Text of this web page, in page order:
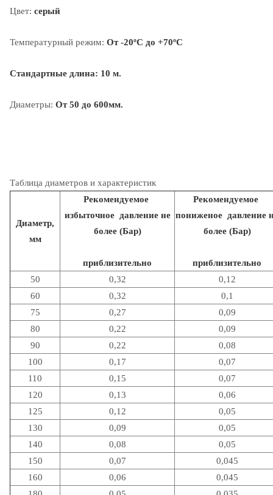
Цвет: серый
Температурный режим: От -20ºС до +70ºС
Стандартные длина: 10 м.
Диаметры: От 50 до 600мм.
Таблица диаметров и характеристик
Диаметр,
мм
Рекомендуемое
избыточное давление не
более (Бар)
приблизительно
Рекомендуемое
пониженое давление
более (Бар)
приблизительно
50
0,32
0,12
60
0,32
0,1
75
0,27
0,09
80
0,22
0,09
90
0,22
0,08
100
0,17
0,07
110
0,15
0,07
120
0,13
0,06
125
0,12
0,05
130
0,09
0,05
140
0,08
0,05
150
0,07
0,045
160
0,06
0,045